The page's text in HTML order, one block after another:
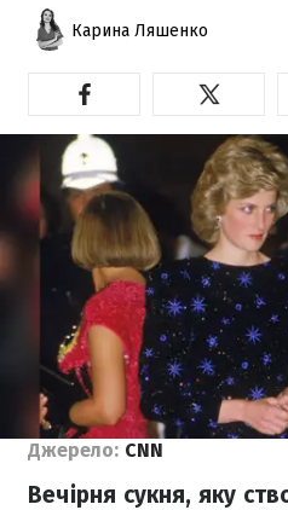
Карина Ляшенко
Джерело: CNN
Вечірня сукня, яку